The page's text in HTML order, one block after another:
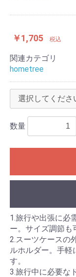
￥1,705 税込
関連カテゴリ
hometree
数量
1.旅行や出張に必
ー。サイズ調節も
2.スーツケースの
ルホルダー。手軽
す。
3.旅行中に必要な